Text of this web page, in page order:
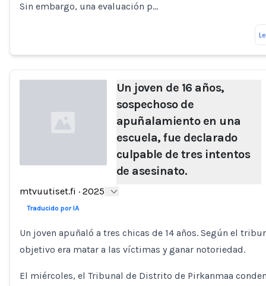
Sin embargo, una evaluación p…
Loading...
Un joven de 16 años,
sospechoso de
apuñalamiento en una
escuela, fue declarado
culpable de tres intentos
de asesinato.
mtvuutiset.fi · 2025
Traducido por IA
Un joven apuñaló a tres chicas de 14 años. Según el
objetivo era matar a las víctimas y ganar notoriedad.
El miércoles, el Tribunal de Distrito de Pirkanmaa